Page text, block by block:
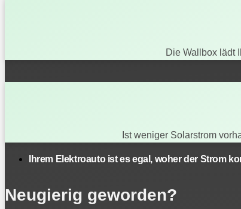
Die Wallbox lädt
Ist weniger Solarstrom
Ihrem Elektroauto ist es egal, woher der Strom
Neugierig geworden?